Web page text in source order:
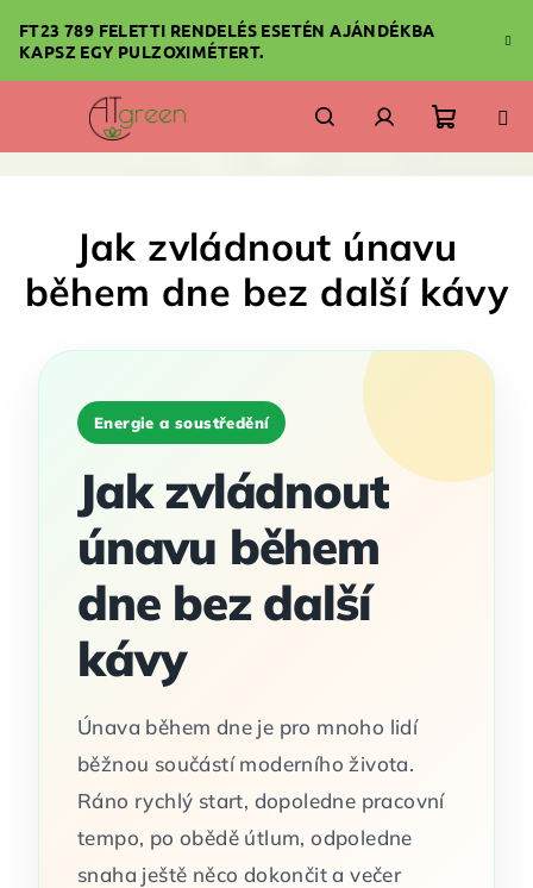
tartalomhoz
FT23 789 FELETTI RENDELÉS ESETÉN AJÁNDÉKBA
KAPSZ EGY PULZOXIMÉTERT.
KeresésBejelentkezés
Kosár
Jak zvládnout únavu
během dne bez další kávy
Energie a soustředění
Jak zvládnout
únavu během
dne bez další
kávy
Únava během dne je pro mnoho lidí
běžnou součástí moderního života.
Ráno rychlý start, dopoledne pracovní
tempo, po obědě útlum, odpoledne
snaha ještě něco dokončit a večer